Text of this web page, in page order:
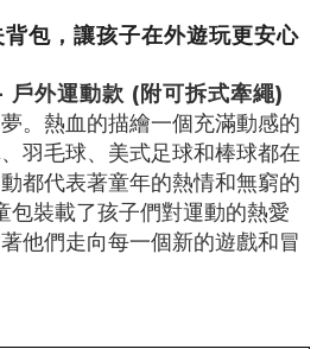
包，讓孩子在外遊玩更安心
戶外運動款 (附可拆式牽繩)
。熱血的描繪一個充滿動感的
羽毛球、美式足球和棒球都在
都代表著童年的熱情和無窮的
包裝載了孩子們對運動的熱愛
他們走向每一個新的遊戲和冒